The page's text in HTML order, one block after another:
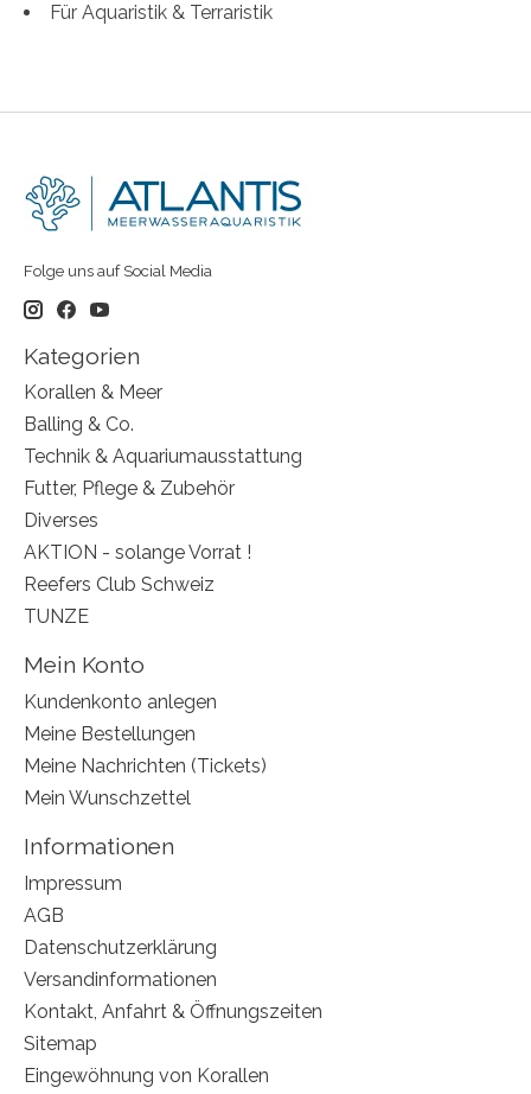
Für Aquaristik & Terraristik
Folge uns auf Social Media
Kategorien
Korallen & Meer
Balling & Co.
Technik & Aquariumausstattung
Futter, Pflege & Zubehör
Diverses
AKTION - solange Vorrat !
Reefers Club Schweiz
TUNZE
Mein Konto
Kundenkonto anlegen
Meine Bestellungen
Meine Nachrichten (Tickets)
Mein Wunschzettel
Informationen
Impressum
AGB
Datenschutzerklärung
Versandinformationen
Kontakt, Anfahrt & Öffnungszeiten
Sitemap
Eingewöhnung von Korallen